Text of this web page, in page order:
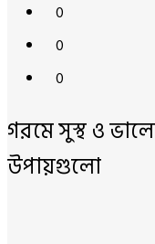
0
0
0
গরমে সুস্থ ও
উপায়গুলো